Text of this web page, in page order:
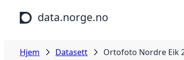
Hopp til hovedinnhold
data.norge.no
Hjem Datasett Ortofoto Nordre Eik